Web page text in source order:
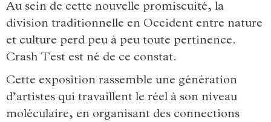
Au sein de cette nouvelle promiscuité, la
division traditionnelle en Occident entre nature
et culture perd peu à peu toute pertinence.
Crash Test est né de ce constat.
Cette exposition rassemble une génération
d’artistes qui travaillent le réel à son niveau
moléculaire, en organisant des connections